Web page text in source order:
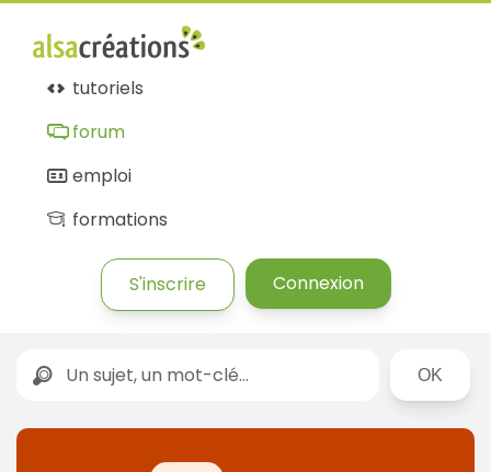
tutoriels
forum
emploi
formations
S'inscrire Connexion
Rechercher